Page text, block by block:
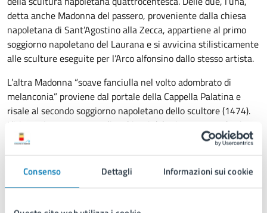
Consenso Dettagli Informazioni sui cookie
detta anche Madonna del passero, proveniente dalla chiesa
napoletana di Sant’Agostino alla Zecca, appartiene al primo
soggiorno napoletano del Laurana e si avvicina stilisticamente
alle sculture eseguite per l’Arco alfonsino dallo stesso artista.
L’altra Madonna “soave fanciulla nel volto adombrato di
melanconia” proviene dal portale della Cappella Palatina e
risale al secondo soggiorno napoletano dello scultore (1474).
L’itinerario prosegue negli ambienti del primo e secondo piano
dell’ala meridionale del Castello.